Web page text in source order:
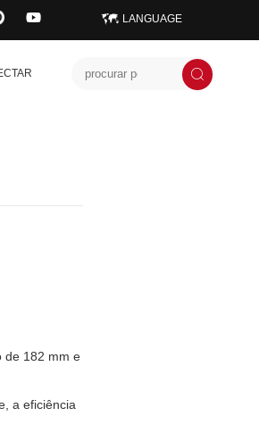
LANGUAGE
de 182 mm e
a eficiência